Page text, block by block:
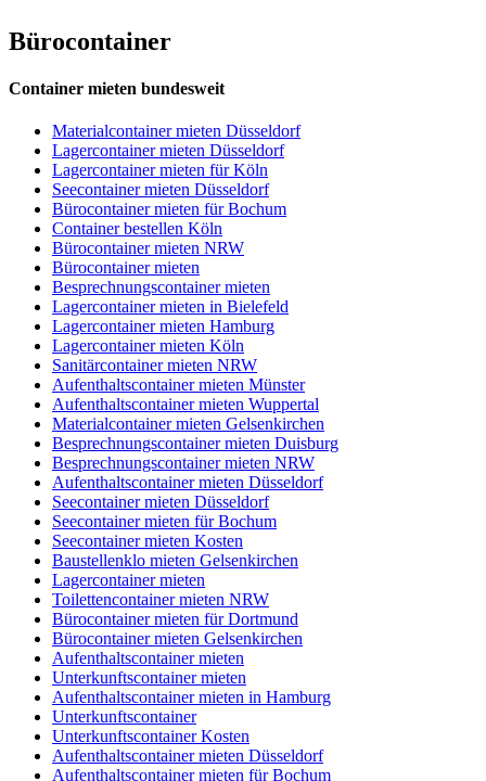
Bürocontainer
Container mieten bundesweit
Materialcontainer mieten Düsseldorf
Lagercontainer mieten Düsseldorf
Lagercontainer mieten für Köln
Seecontainer mieten Düsseldorf
Bürocontainer mieten für Bochum
Container bestellen Köln
Bürocontainer mieten NRW
Bürocontainer mieten
Besprechnungscontainer mieten
Lagercontainer mieten in Bielefeld
Lagercontainer mieten Hamburg
Lagercontainer mieten Köln
Sanitärcontainer mieten NRW
Aufenthaltscontainer mieten Münster
Aufenthaltscontainer mieten Wuppertal
Materialcontainer mieten Gelsenkirchen
Besprechnungscontainer mieten Duisburg
Besprechnungscontainer mieten NRW
Aufenthaltscontainer mieten Düsseldorf
Seecontainer mieten Düsseldorf
Seecontainer mieten für Bochum
Seecontainer mieten Kosten
Baustellenklo mieten Gelsenkirchen
Lagercontainer mieten
Toilettencontainer mieten NRW
Bürocontainer mieten für Dortmund
Bürocontainer mieten Gelsenkirchen
Aufenthaltscontainer mieten
Unterkunftscontainer mieten
Aufenthaltscontainer mieten in Hamburg
Unterkunftscontainer
Unterkunftscontainer Kosten
Aufenthaltscontainer mieten Düsseldorf
Aufenthaltscontainer mieten für Bochum